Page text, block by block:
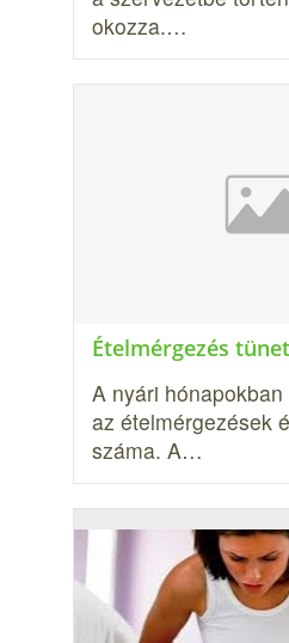
okozza.…
Ételmérgezés
A nyári
az ételmérgezések
száma. A…